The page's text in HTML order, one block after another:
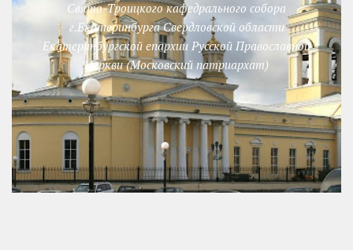
Свято-Троицкого кафедрального собора
г.Екатеринбурга Свердловской области
Екатеринбургской епархии Русской Православной
Церкви (Московский патриархат)